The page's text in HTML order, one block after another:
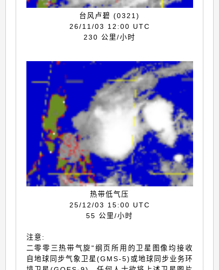
台风卢碧 (0321)
26/11/03 12:00 UTC
230 公里/小时
热带低气压
25/12/03 15:00 UTC
55 公里/小时
注意:
二零零三热带气旋"纲页所用的卫星图像均接收
自地球同步气象卫星(GMS-5)或地球同步业务环